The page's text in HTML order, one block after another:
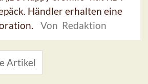
Händler erhalten eine
Von Redaktion
Artikel